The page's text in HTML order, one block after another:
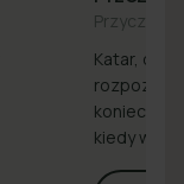
Przyczyny,
Katar,
rozpoznaj
konieczna
kiedy